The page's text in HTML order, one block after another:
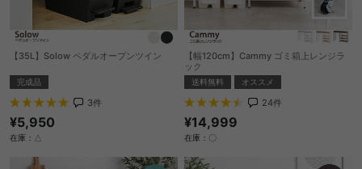
【35L】Solow ペダルオープンツイン
完成品
3件
¥5,950
在庫：△
【幅120cm】Cammy ゴミ箱上レンジラ
ック
送料無料 オススメ
24件
¥14,999
在庫：〇